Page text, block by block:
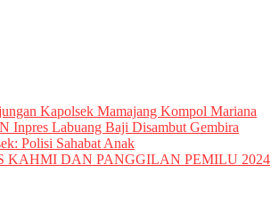
Kapolsek Mamajang Kompol Mariana
Inpres Labuang Baji Disambut Gembira
Polisi Sahabat Anak
KAHMI DAN PANGGILAN PEMILU 2024